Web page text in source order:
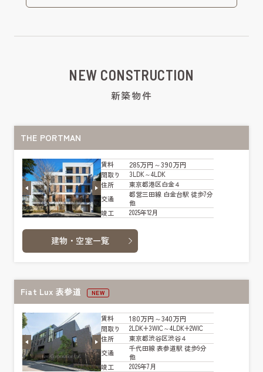
NEW CONSTRUCTION
新築物件
THE PORTMAN
賃料 285万円～390万円
間取り
3LDK～4LDK
住所
東京都港区白金４
交通
都営三田線 白金台駅 徒歩7分
他
竣工
2025年12月
建物・空室一覧
Fiat Lux 表参道 NEW
賃料 180万円～340万円
間取り
2LDK+3WIC～4LDK+2WIC
住所
東京都渋谷区渋谷４
交通
千代田線 表参道駅 徒歩9分
他
竣工
2026年7月